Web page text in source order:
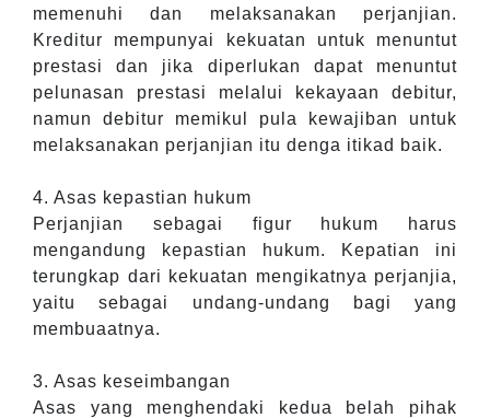
memenuhi dan melaksanakan perjanjian.
Kreditur mempunyai kekuatan untuk menuntut
prestasi dan jika diperlukan dapat menuntut
pelunasan prestasi melalui kekayaan debitur,
namun debitur memikul pula kewajiban untuk
melaksanakan perjanjian itu denga itikad baik.
4. Asas kepastian hukum
Perjanjian sebagai figur hukum harus
mengandung kepastian hukum. Kepatian ini
terungkap dari kekuatan mengikatnya perjanjia,
yaitu sebagai undang-undang bagi yang
membuaatnya.
3. Asas keseimbangan
Asas yang menghendaki kedua belah pihak